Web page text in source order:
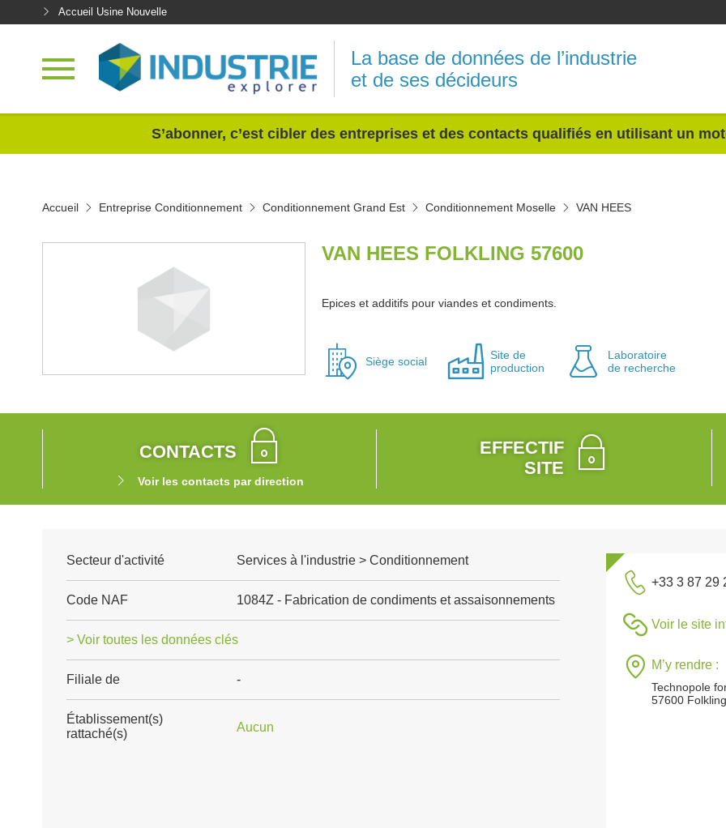
Accueil Usine Nouvelle
La base de données de l’industrie
et de ses décideurs
S’abonner, c’est cibler des entreprises et des contacts qualifiés en utilisant un
Accueil Entreprise Conditionnement Conditionnement Grand Est Conditionnement Moselle VAN HEES
VAN HEES FOLKLING 57600
Epices et additifs pour viandes et condiments.
Siège social
Site de
production
Laboratoire
de recherche
CONTACTS
Voir les contacts par direction
EFFECTIF
SITE
Secteur d'activité Services à l'industrie > Conditionnement
Code NAF 1084Z - Fabrication de condiments et assaisonnements
> Voir toutes les données clés
Filiale de -
Établissement(s)
rattaché(s)
Aucun
+33 3 87 29
Voir le site
M’y rendre :
Technopole
57600